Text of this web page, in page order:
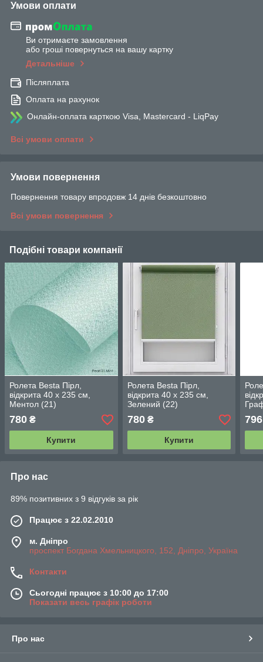
Умови оплати
Ви отримаєте замовлення
або гроші повернуться на вашу картку
Детальніше
Післяплата
Оплата на рахунок
Онлайн-оплата карткою Visa, Mastercard - LiqPay
Всі умови оплати
Умови повернення
Повернення товару впродовж 14 днів безкоштовно
Всі умови повернення
Подібні товари компанії
Ролета Besta Пірл,
відкрита 40 х 235 см,
Ментол (21)
780 ₴
Купити
Ролета Besta Пірл,
відкрита 40 х 235 см,
Зелений (22)
780₴
Купити
796
Про нас
89% позитивних з 9 відгуків за рік
Працює з 22.02.2010
м. Дніпро
проспект Богдана Хмельницкого, 152, Дніпро, Україна
Контакти
Сьогодні працює з 10:00 до 17:00
Показати весь графік роботи
Про нас